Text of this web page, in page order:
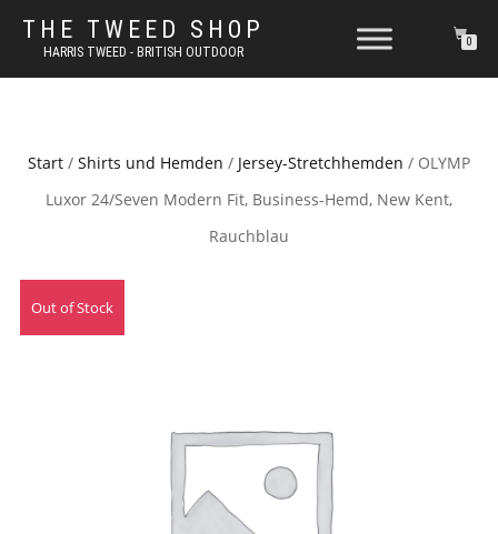
THE TWEED SHOP
HARRIS TWEED - BRITISH OUTDOOR
0
Start / Shirts und Hemden / Jersey-Stretchhemden / OLYMP
Luxor 24/Seven Modern Fit, Business-Hemd, New Kent,
Rauchblau
Out of Stock